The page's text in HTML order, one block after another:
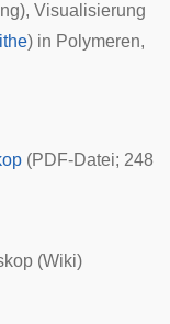
Visualisierung
) in Polymeren,
(PDF-Datei; 248
(Wiki)